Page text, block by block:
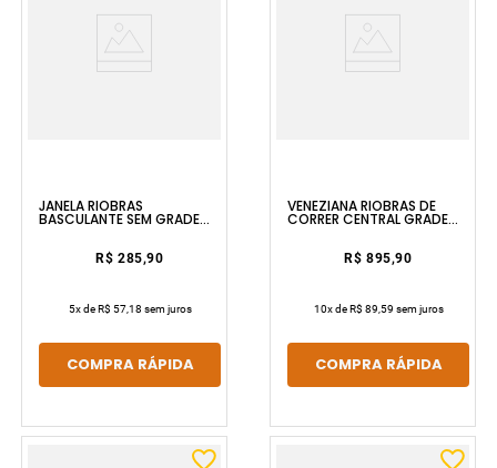
JANELA RIOBRAS
BASCULANTE SEM GRADE
R$ 285,90
5x deR$ 57,18 sem juros
COMPRA RÁPIDA
VENEZIANA RIOBRAS DE
CORRER CENTRAL GRADE
R$ 895,90
10x deR$ 89,59 sem juros
COMPRA RÁPIDA